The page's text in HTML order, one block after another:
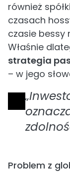
również
czasach
czasie bessy
Właśnie
strategia
– w jego
Problem z